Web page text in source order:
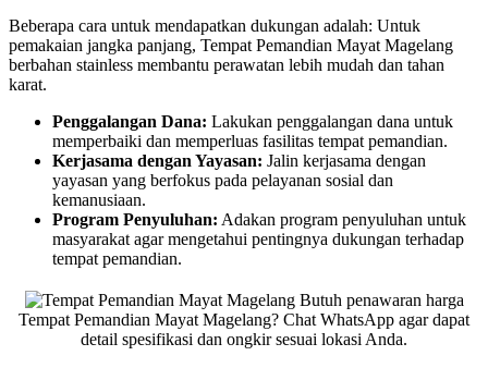
Beberapa cara untuk mendapatkan dukungan adalah: Untuk
pemakaian jangka panjang, Tempat Pemandian Mayat Magelang
berbahan stainless membantu perawatan lebih mudah dan tahan
karat.
Penggalangan Dana: Lakukan penggalangan dana untuk
memperbaiki dan memperluas fasilitas tempat pemandian.
Kerjasama dengan Yayasan: Jalin kerjasama dengan
yayasan yang berfokus pada pelayanan sosial dan
kemanusiaan.
Program Penyuluhan: Adakan program penyuluhan untuk
masyarakat agar mengetahui pentingnya dukungan terhadap
tempat pemandian.
Butuh penawaran harga
Tempat Pemandian Mayat Magelang? Chat WhatsApp agar dapat
detail spesifikasi dan ongkir sesuai lokasi Anda.